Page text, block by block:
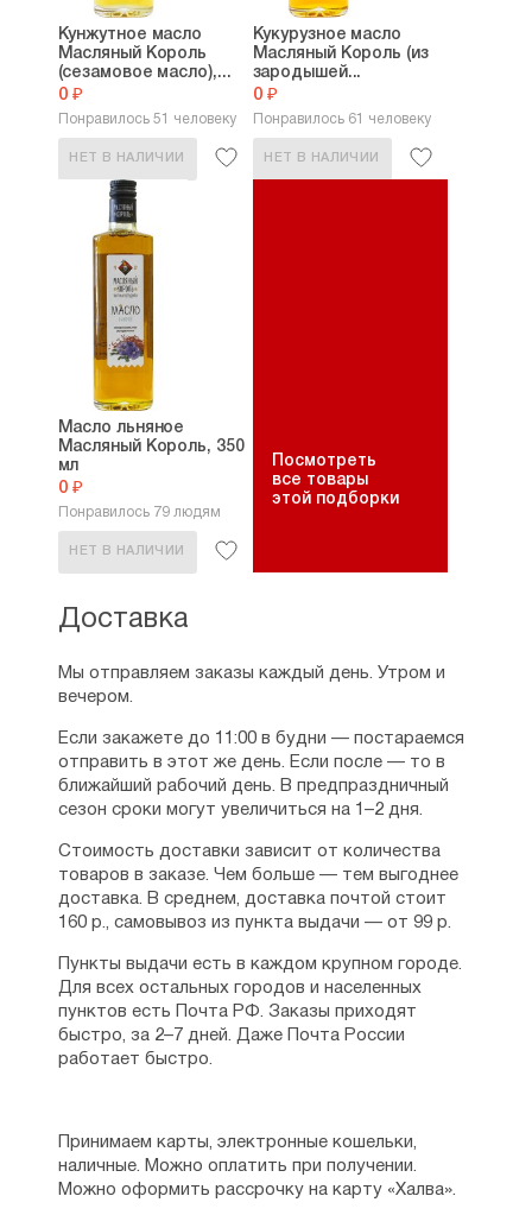
Кунжутное масло
Масляный Король
(сезамовое масло),...
0 ₽
Понравилось 51 человеку
НЕТ В НАЛИЧИИ
Кукурузное масло
Масляный Король (из
зародышей...
0 ₽
Понравилось 61 человеку
НЕТ В НАЛИЧИИ
Масло льняное
Масляный Король, 350
мл
0 ₽
Понравилось 79 людям
НЕТ В НАЛИЧИИ
Посмотреть
все товары
этой подборки
Доставка
Мы отправляем заказы каждый день. Утром и
вечером.
Если закажете до 11:00 в будни — постараемся
отправить в этот же день. Если после — то в
ближайший рабочий день. В предпраздничный
сезон сроки могут увеличиться на 1–2 дня.
Стоимость доставки зависит от количества
товаров в заказе. Чем больше — тем выгоднее
доставка. В среднем, доставка почтой стоит
160 р., самовывоз из пункта выдачи — от 99 р.
Пункты выдачи есть в каждом крупном городе.
Для всех остальных городов и населенных
пунктов есть Почта РФ. Заказы приходят
быстро, за 2–7 дней. Даже Почта России
работает быстро.
Принимаем карты, электронные кошельки,
наличные. Можно оплатить при получении.
Можно оформить рассрочку на карту «Халва».